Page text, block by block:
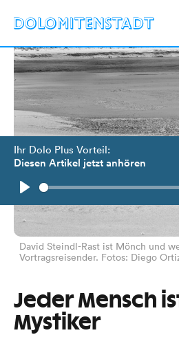
Ihr Dolo Plus Vorteil:
Diesen Artikel jetzt anhören
Play
David Steindl-Rast ist Mönch und
Vortragsreisender. Fotos: Diego
Jeder Mensch
Mystiker